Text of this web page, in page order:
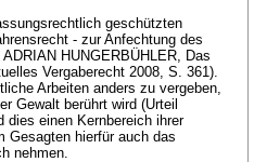
geschützten
- zur Anfechtung des
HUNGERBÜHLER, Das
Vergaberecht 2008, S. 361).
Arbeiten anders zu vergeben,
Gewalt berührt wird (Urteil
dies einen Kernbereich ihrer
Gesagten hierfür auch das
nehmen.